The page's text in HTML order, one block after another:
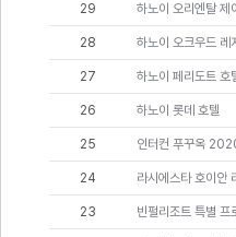
29 하노이 오리엔탈 제
28 하노이 오크우드 레
27 하노이 페리도트 호
26 하노이 롯데 호텔
25 인터컨 푸꾸옥
24 라시에스타 호이
23 빈펄리조트 특별 프